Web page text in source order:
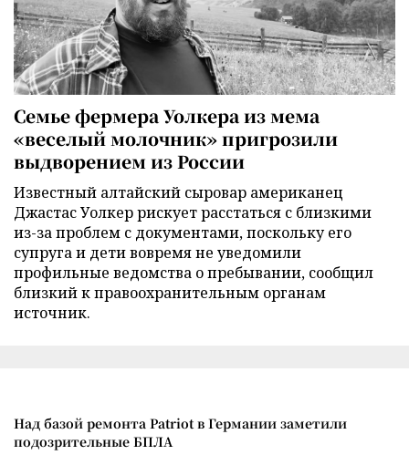
Семье фермера Уолкера из мема
«веселый молочник» пригрозили
выдворением из России
Известный алтайский сыровар американец
Джастас Уолкер рискует расстаться с близкими
из-за проблем с документами, поскольку его
супруга и дети вовремя не уведомили
профильные ведомства о пребывании, сообщил
близкий к правоохранительным органам
источник.
Над базой ремонта Patriot в Германии заметили
подозрительные БПЛА